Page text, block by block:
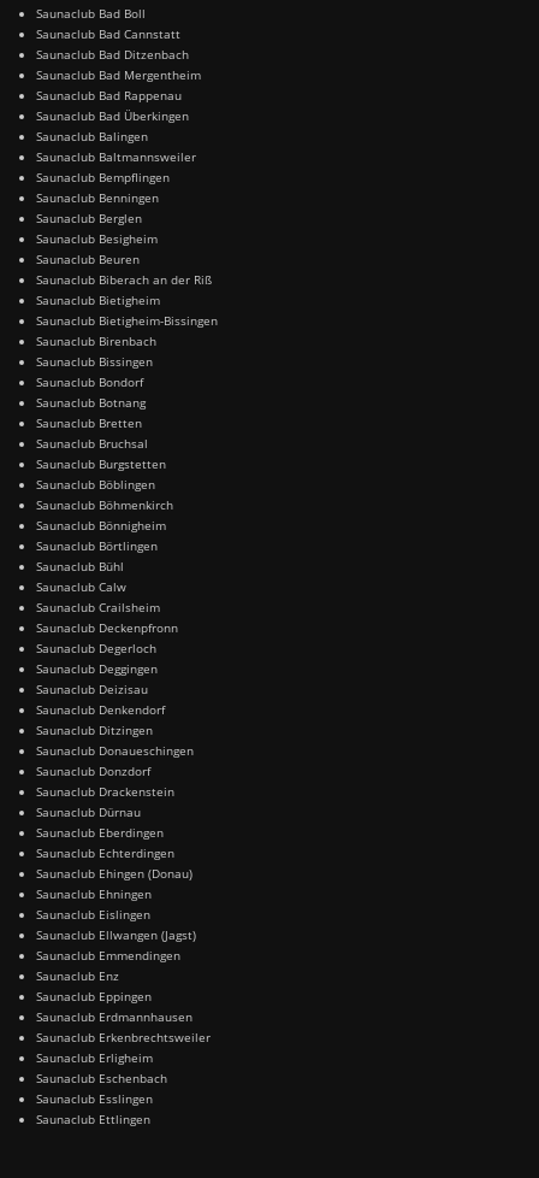
Saunaclub Bad Boll
Saunaclub Bad Cannstatt
Saunaclub Bad Ditzenbach
Saunaclub Bad Mergentheim
Saunaclub Bad Rappenau
Saunaclub Bad Überkingen
Saunaclub Balingen
Saunaclub Baltmannsweiler
Saunaclub Bempflingen
Saunaclub Benningen
Saunaclub Berglen
Saunaclub Besigheim
Saunaclub Beuren
Saunaclub Biberach an der Riß
Saunaclub Bietigheim
Saunaclub Bietigheim-Bissingen
Saunaclub Birenbach
Saunaclub Bissingen
Saunaclub Bondorf
Saunaclub Botnang
Saunaclub Bretten
Saunaclub Bruchsal
Saunaclub Burgstetten
Saunaclub Böblingen
Saunaclub Böhmenkirch
Saunaclub Bönnigheim
Saunaclub Börtlingen
Saunaclub Bühl
Saunaclub Calw
Saunaclub Crailsheim
Saunaclub Deckenpfronn
Saunaclub Degerloch
Saunaclub Deggingen
Saunaclub Deizisau
Saunaclub Denkendorf
Saunaclub Ditzingen
Saunaclub Donaueschingen
Saunaclub Donzdorf
Saunaclub Drackenstein
Saunaclub Dürnau
Saunaclub Eberdingen
Saunaclub Echterdingen
Saunaclub Ehingen (Donau)
Saunaclub Ehningen
Saunaclub Eislingen
Saunaclub Ellwangen (Jagst)
Saunaclub Emmendingen
Saunaclub Enz
Saunaclub Eppingen
Saunaclub Erdmannhausen
Saunaclub Erkenbrechtsweiler
Saunaclub Erligheim
Saunaclub Eschenbach
Saunaclub Esslingen
Saunaclub Ettlingen